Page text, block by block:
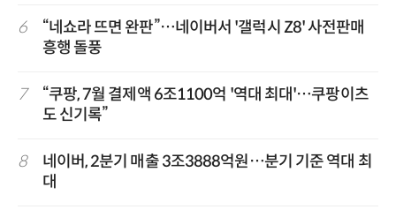
6
“네쇼라 뜨면 완판”…네이버서 '갤럭시 Z8' 사전판매
흥행 돌풍
7
“쿠팡, 7월 결제액 6조1100억 '역대 최대'…쿠팡이츠
도 신기록”
8
네이버, 2분기 매출 3조3888억원…분기 기준 역대 최
대